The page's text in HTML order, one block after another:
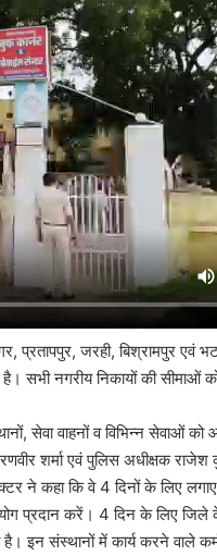
जरही, बिश्रामपुर एवं
सभी नगरीय निकायों की
सेवा वाहनों व विभिन्न सेवाओं
शर्मा एवं पुलिस अधीक्षक
ने कहा कि वे 4 दिनों के लिए
प्रदान करें। 4 दिन के लिए जिले के
इन संस्थानों में कार्य करने वाले